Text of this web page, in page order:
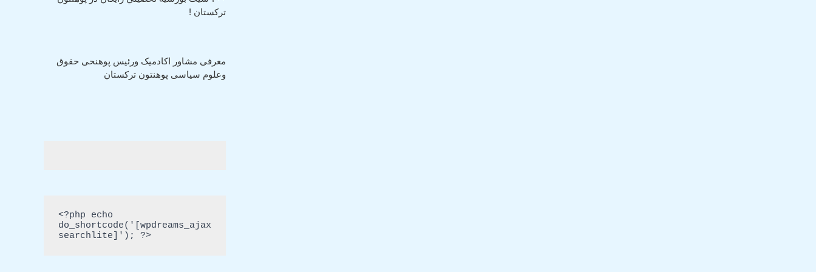
ترکستان !
معرفی مشاور اکادمیک ورئیس پوهنحی حقوق
وعلوم سیاسی پوهنتون ترکستان
<?php echo
do_shortcode('[wpdreams_ajax
searchlite]'); ?>